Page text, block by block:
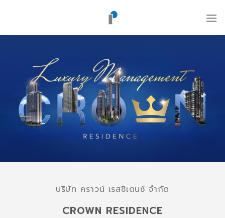
บริษัท คราวน์ เรสซิเดนซ์ จำกัด
CROWN RESIDENCE